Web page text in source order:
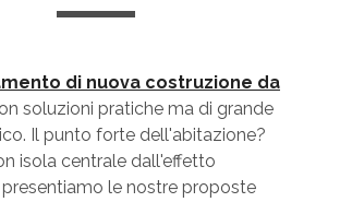
di nuova costruzione da
soluzioni pratiche ma di grande
Il punto forte dell'abitazione?
isola centrale dall'effetto
le nostre proposte